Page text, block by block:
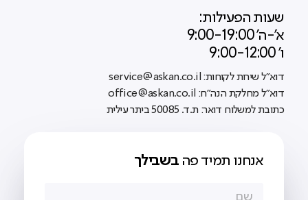
שעות הפעילות:
א'-ה' 9:00-19:00
ו' 9:00-12:00
דוא"ל שירות לקוחות: service@askan.co.il
דוא"ל מחלקת הנה"ח: office@askan.co.il
כתובת למשלוח דואר: ת.ד. 50085 ביתר עילית
אנחנו תמיד פה בשבילך